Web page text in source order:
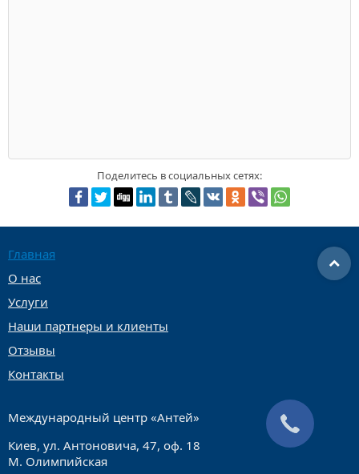
Поделитесь в социальных сетях:
Главная
О нас
Услуги
Наши партнеры и клиенты
Отзывы
Контакты
Международный центр «Антей»
Киев, ул. Антоновича, 47, оф. 18
М. Олимпийская